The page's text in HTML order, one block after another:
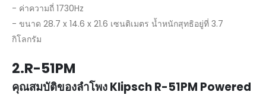
- ค่าความถี่ 1730Hz
- ขนาด 28.7 x 14.6 x 21.6 เซนติเมตร น้ำหนักสุทธิอยู่ที่ 3.7
กิโลกรัม
2.R-51PM
คุณสมบัติของลำโพง Klipsch R-51PM Powered